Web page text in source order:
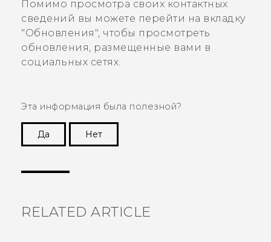
Помимо просмотра своих контактных
сведений вы можете перейти на вкладку
"Обновления", чтобы просмотреть
обновления, размещенные вами в
социальных сетях.
Эта информация была полезной?
Да
Нет
RELATED ARTICLE